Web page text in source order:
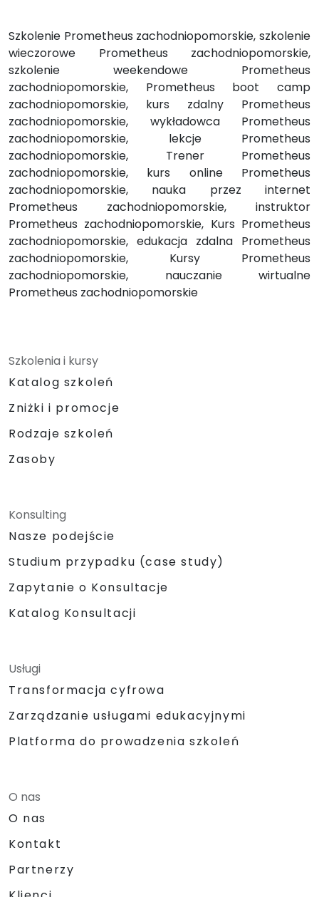
Szkolenie Prometheus zachodniopomorskie, szkolenie
wieczorowe Prometheus zachodniopomorskie,
szkolenie weekendowe Prometheus
zachodniopomorskie, Prometheus boot camp
zachodniopomorskie, kurs zdalny Prometheus
zachodniopomorskie, wykładowca Prometheus
zachodniopomorskie, lekcje Prometheus
zachodniopomorskie, Trener Prometheus
zachodniopomorskie, kurs online Prometheus
zachodniopomorskie, nauka przez internet
Prometheus zachodniopomorskie, instruktor
Prometheus zachodniopomorskie, Kurs Prometheus
zachodniopomorskie, edukacja zdalna Prometheus
zachodniopomorskie, Kursy Prometheus
zachodniopomorskie, nauczanie wirtualne
Prometheus zachodniopomorskie
Szkolenia i kursy
Katalog szkoleń
Zniżki i promocje
Rodzaje szkoleń
Zasoby
Konsulting
Nasze podejście
Studium przypadku (case study)
Zapytanie o Konsultacje
Katalog Konsultacji
Usługi
Transformacja cyfrowa
Zarządzanie usługami edukacyjnymi
Platforma do prowadzenia szkoleń
O nas
O nas
Kontakt
Partnerzy